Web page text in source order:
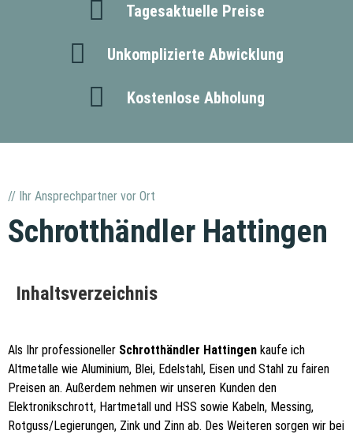
Tagesaktuelle Preise
Unkomplizierte Abwicklung
Kostenlose Abholung
// Ihr Ansprechpartner vor Ort
Schrotthändler Hattingen
Inhaltsverzeichnis
Als Ihr professioneller Schrotthändler Hattingen kaufe ich
Altmetalle wie Aluminium, Blei, Edelstahl, Eisen und Stahl zu fairen
Preisen an. Außerdem nehmen wir unseren Kunden den
Elektronikschrott, Hartmetall und HSS sowie Kabeln, Messing,
Rotguss/Legierungen, Zink und Zinn ab. Des Weiteren sorgen wir bei